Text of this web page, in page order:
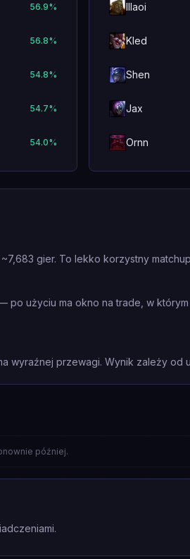
56.9%
56.8%
54.8%
54.7%
54.0%
Illaoi
Kled
Shen
Jax
Ornn
gier. To lekko korzystny
po użyciu ma okno na trade, w
wyraźnej przewagi. Wynik zależy od
później.